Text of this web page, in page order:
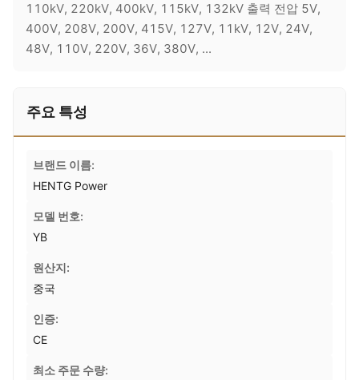
110kV, 220kV, 400kV, 115kV, 132kV 출력 전압 5V,
400V, 208V, 200V, 415V, 127V, 11kV, 12V, 24V,
48V, 110V, 220V, 36V, 380V, ...
주요 특성
브랜드 이름:
HENTG Power
모델 번호:
YB
원산지:
중국
인증:
CE
최소 주문 수량: